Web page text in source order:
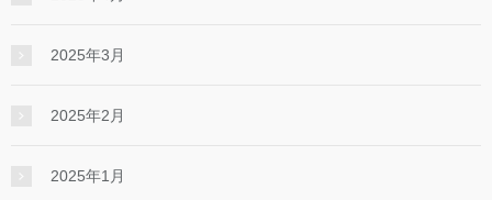
2025年3月
2025年2月
2025年1月